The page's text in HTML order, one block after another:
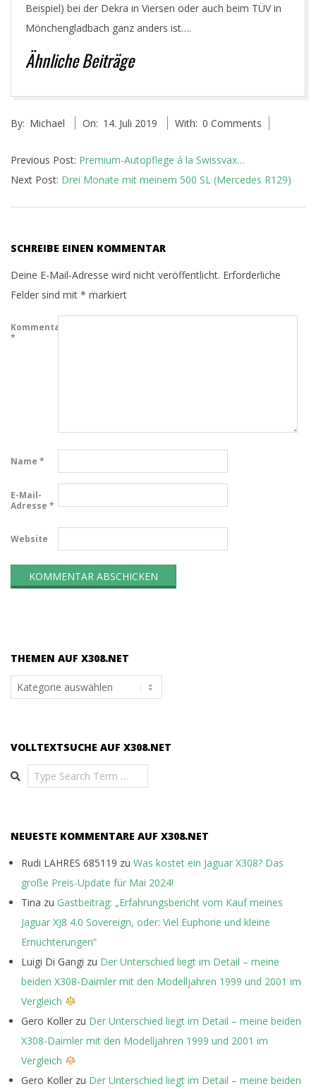
Beispiel) bei der Dekra in Viersen oder auch beim TÜV in
Mönchengladbach ganz anders ist….
Ähnliche Beiträge
07-
By: Michael On: 14. Juli 2019 With: 0 Comments
Previous Post: Premium-Autopflege á la Swissvax…
Next Post: Drei Monate mit meinem 500 SL (Mercedes R129)
SCHREIBE EINEN KOMMENTAR
Deine E-Mail-Adresse wird nicht veröffentlicht. Erforderliche
Felder sind mit * markiert
Kommentar
*
Name *
E-Mail-
Adresse *
Website
THEMEN AUF X308.NET
Themen
auf
VOLLTEXTSUCHE AUF X308.NET
Search
NEUESTE KOMMENTARE AUF X308.NET
Rudi LAHRES 685119 zu Was kostet ein Jaguar X308? Das
große Preis-Update für Mai 2024!
Tina zu Gastbeitrag: „Erfahrungsbericht vom Kauf meines
Jaguar XJ8 4.0 Sovereign, oder: Viel Euphorie und kleine
Ernüchterungen“
Luigi Di Gangi zu Der Unterschied liegt im Detail – meine
beiden X308-Daimler mit den Modelljahren 1999 und 2001 im
Vergleich
Gero Koller zu Der Unterschied liegt im Detail – meine beiden
X308-Daimler mit den Modelljahren 1999 und 2001 im
Vergleich
Gero Koller zu Der Unterschied liegt im Detail – meine beiden